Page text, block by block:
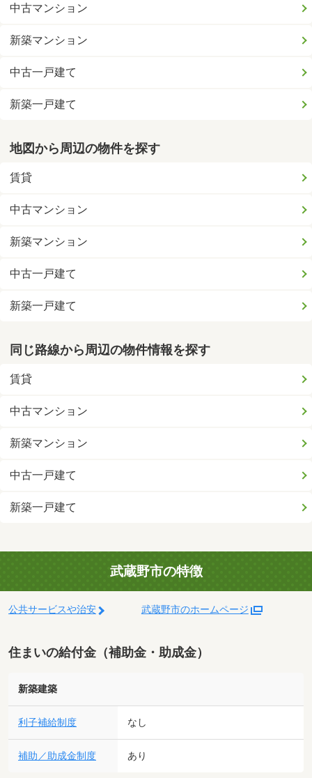
中古マンション
新築マンション
中古一戸建て
新築一戸建て
地図から周辺の物件を探す
賃貸
中古マンション
新築マンション
中古一戸建て
新築一戸建て
同じ路線から周辺の物件情報を探す
賃貸
中古マンション
新築マンション
中古一戸建て
新築一戸建て
武蔵野市の特徴
公共サービスや治安 武蔵野市のホームページ
住まいの給付金（補助金・助成金）
新築建築
利子補給制度 なし
補助／助成金制度 あり